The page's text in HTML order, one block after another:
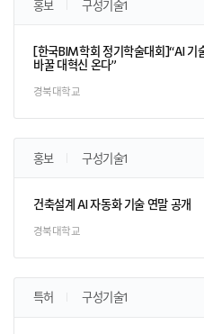
홍보 구성기술1
[한국BIM학회 정기학술대회]“AI 기
바꿀 대혁신 온다”
경북대학교
홍보 구성기술1
건축설계 AI 자동화 기술 연말 공개
경북대학교
특허 구성기술1